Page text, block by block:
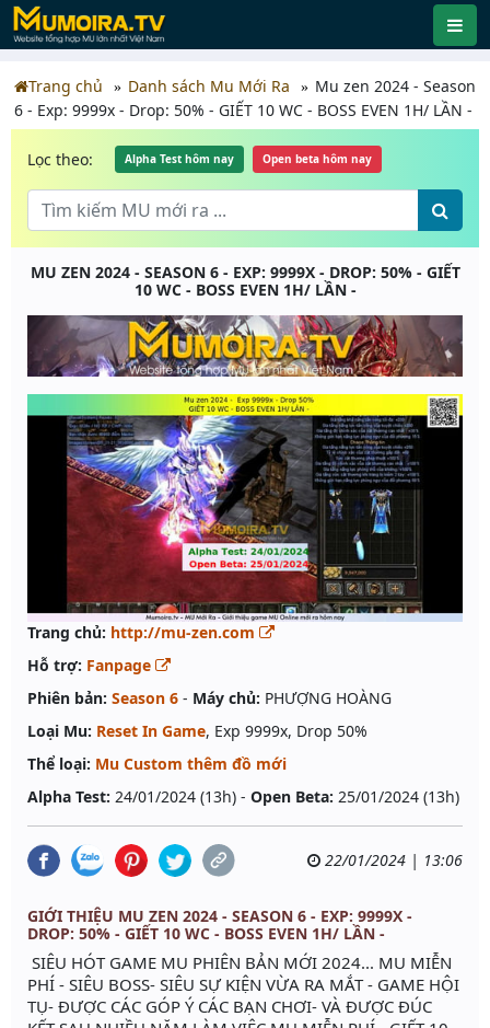
Trang chủ Danh sách Mu Mới Ra
Mu zen 2024 - Season
6 - Exp: 9999x - Drop: 50% - GIẾT 10 WC - BOSS EVEN 1H/ LẦN -
Lọc theo: Alpha Test hôm nay Open beta hôm nay
MU ZEN 2024 - SEASON 6 - EXP: 9999X - DROP: 50% - GIẾT
10 WC - BOSS EVEN 1H/ LẦN -
Trang chủ: http://mu-zen.com
Hỗ trợ: Fanpage
Phiên bản: Season 6 - Máy chủ: PHƯỢNG HOÀNG
Loại Mu: Reset In Game, Exp 9999x, Drop 50%
Thể loại: Mu Custom thêm đồ mới
Alpha Test: 24/01/2024 (13h) - Open Beta: 25/01/2024 (13h)
22/01/2024 | 13:06
GIỚI THIỆU MU ZEN 2024 - SEASON 6 - EXP: 9999X -
DROP: 50% - GIẾT 10 WC - BOSS EVEN 1H/ LẦN -
SIÊU HÓT GAME MU PHIÊN BẢN MỚI 2024... MU MIỄN
PHÍ - SIÊU BOSS- SIÊU SỰ KIỆN VỪA RA MẮT - GAME HỘI
TỤ- ĐƯỢC CÁC GÓP Ý CÁC BẠN CHƠI- VÀ ĐƯỢC ĐÚC